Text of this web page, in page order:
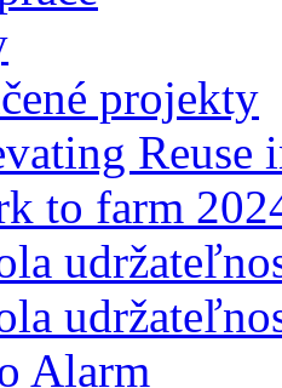
projekty
Reuse
to farm
Alarm